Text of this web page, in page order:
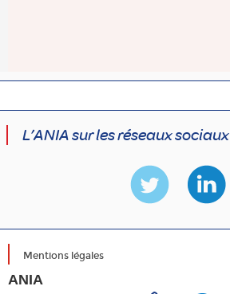
L’ANIA sur les réseaux sociaux
Mentions légales
ANIA